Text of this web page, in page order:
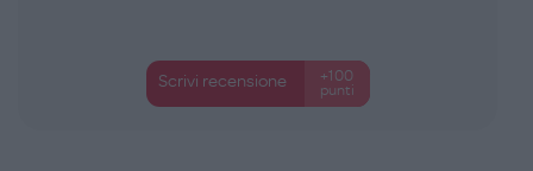
Scrivi recensione
+100
punti